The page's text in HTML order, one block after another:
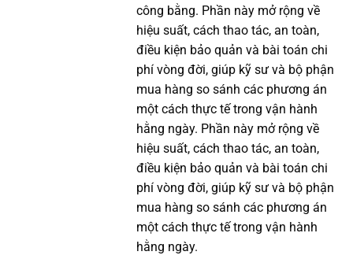
công bằng. Phần này mở rộng về
hiệu suất, cách thao tác, an toàn,
điều kiện bảo quản và bài toán chi
phí vòng đời, giúp kỹ sư và bộ phận
mua hàng so sánh các phương án
một cách thực tế trong vận hành
hằng ngày. Phần này mở rộng về
hiệu suất, cách thao tác, an toàn,
điều kiện bảo quản và bài toán chi
phí vòng đời, giúp kỹ sư và bộ phận
mua hàng so sánh các phương án
một cách thực tế trong vận hành
hằng ngày.